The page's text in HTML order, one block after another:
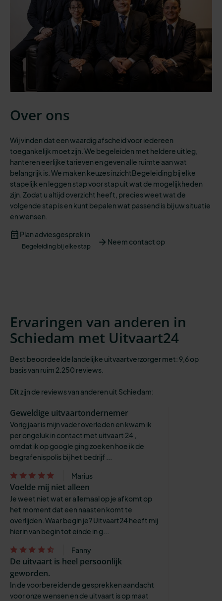
Over ons
Wij vinden dat een waardig afscheid voor iedereen
toegankelijk moet zijn. We begeleiden met heldere uitleg,
hanteren eerlijke tarieven en geven alle ruimte aan wat
belangrijk is. We maken keuzes inzichtBegeleiding bij elke
stapelijk en leggen stap voor stap uit wat de mogelijkheden
zijn. Zodat u altijd overzicht heeft precies weet wat de
volgende stap isen kunt bepalen wat passend is bij uw situatie
enwensen
Plan adviesgesprek in
Begeleiding bij elke stap Neem contact op
Ervaringen van anderen in
Schiedam met Uitvaart24
Best beoordeelde landelijke uitvaartverzorger met: 9,6 op
basis van ruim 2.250 reviews.
Dit zijn de reviews van anderen uit Schiedam:
Geweldige uitvaartondernemer
Vorig jaar is mijn vader overleden en kwam ik
per ongeluk in contact met uitvaart 24 ,
omdat ik op google ging zoeken hoe ik de
begrafenispolis bij het bedrijf ...
Marius
Voelde mij niet alleen
Je weet niet wat er allemaal op je afkomt op
het moment dat een naasten komt te
overlijden. Waar begin je? Uitvaart24 heeft mij
hierin van begin tot einde in g...
Fanny
De uitvaart is heel persoonlijk
geworden.
In de voorbereidende gesprekken aandacht
voor onze wensen en de uitvaart is op maat